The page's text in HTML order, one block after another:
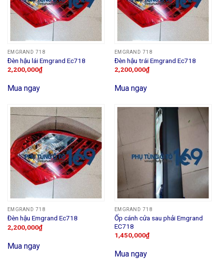
EMGRAND 718
Đèn hậu lái Emgrand Ec718
2,200,000₫
Mua ngay
EMGRAND 718
Đèn hậu trái Emgrand Ec718
2,200,000₫
Mua ngay
EMGRAND 718
Đèn hậu Emgrand Ec718
2,200,000₫
Mua ngay
EMGRAND 718
Ốp cánh cửa sau phải Emgrand
EC718
1,450,000₫
Mua ngay